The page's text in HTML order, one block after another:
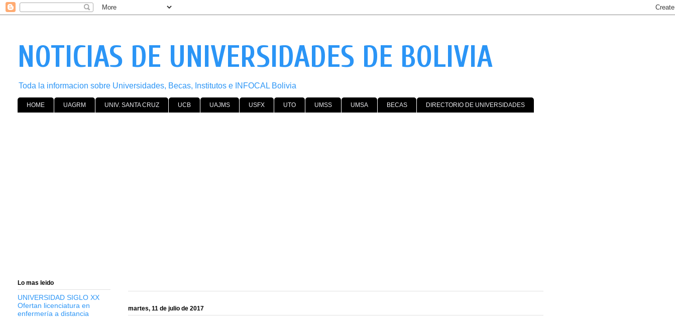
NOTICIAS DE UNIVERSIDADES DE BOLIVIA
Toda la informacion sobre Universidades, Becas, Institutos e INFOCAL Bolivia
HOME UAGRM UNIV. SANTA CRUZ UCB UAJMS USFX UTO UMSS UMSA BECAS DIRECTORIO DE UNIVERSIDADES
martes, 11 de julio de 2017
Lo mas leido
UNIVERSIDAD SIGLO XX
Ofertan licenciatura en
enfermería a distancia